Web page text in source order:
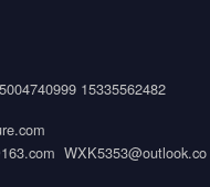
15335562482
WXK5353@outlook.co